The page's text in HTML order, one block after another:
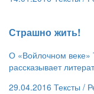
​Страшно жить!
О «Войлочном веке»
рассказывает
29.04.2016 Тексты /